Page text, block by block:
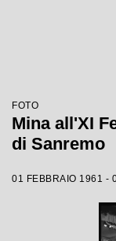
FOTO
Mina all'XI
di Sanremo
01 FEBBRAIO 1961 -